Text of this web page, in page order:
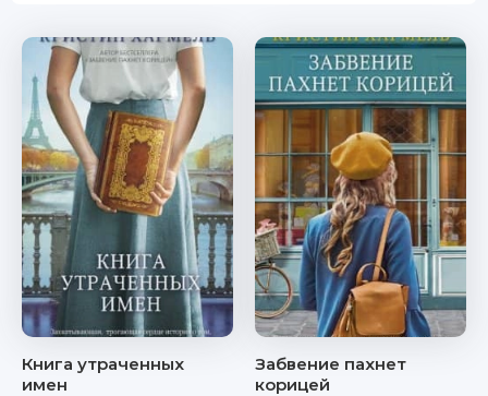
Книга утраченных
имен
Забвение пахнет
корицей